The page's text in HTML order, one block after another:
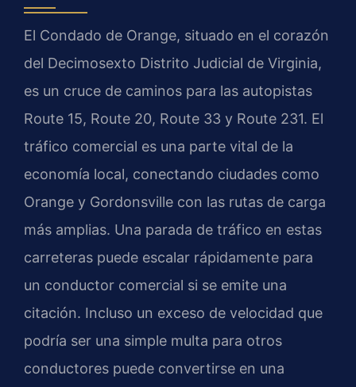
El Condado de Orange, situado en el corazón
del Decimosexto Distrito Judicial de Virginia,
es un cruce de caminos para las autopistas
Route 15, Route 20, Route 33 y Route 231. El
tráfico comercial es una parte vital de la
economía local, conectando ciudades como
Orange y Gordonsville con las rutas de carga
más amplias. Una parada de tráfico en estas
carreteras puede escalar rápidamente para
un conductor comercial si se emite una
citación. Incluso un exceso de velocidad que
podría ser una simple multa para otros
conductores puede convertirse en una